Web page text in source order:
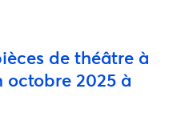
de théâtre à
octobre 2025 à